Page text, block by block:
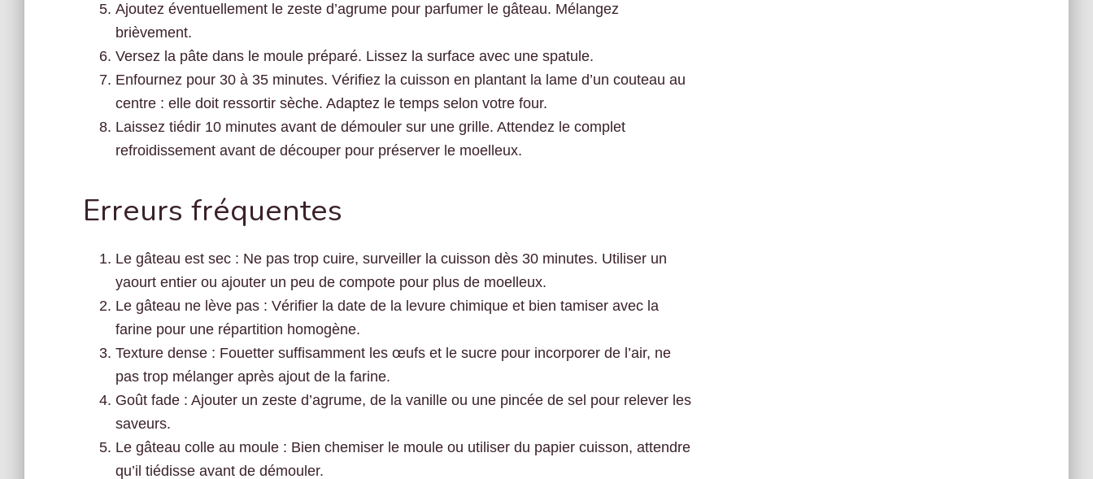
Ajoutez éventuellement le zeste d’agrume pour parfumer le gâteau. Mélangez
brièvement.
Versez la pâte dans le moule préparé. Lissez la surface avec une spatule.
Enfournez pour 30 à 35 minutes. Vérifiez la cuisson en plantant la lame d’un couteau au
centre : elle doit ressortir sèche. Adaptez le temps selon votre four.
Laissez tiédir 10 minutes avant de démouler sur une grille. Attendez le complet
refroidissement avant de découper pour préserver le moelleux.
Erreurs fréquentes
Le gâteau est sec : Ne pas trop cuire, surveiller la cuisson dès 30 minutes. Utiliser un
yaourt entier ou ajouter un peu de compote pour plus de moelleux.
Le gâteau ne lève pas : Vérifier la date de la levure chimique et bien tamiser avec la
farine pour une répartition homogène.
Texture dense : Fouetter suffisamment les œufs et le sucre pour incorporer de l’air, ne
pas trop mélanger après ajout de la farine.
Goût fade : Ajouter un zeste d’agrume, de la vanille ou une pincée de sel pour relever les
saveurs.
Le gâteau colle au moule : Bien chemiser le moule ou utiliser du papier cuisson, attendre
qu’il tiédisse avant de démouler.